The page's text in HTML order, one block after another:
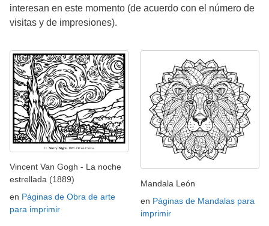
interesan en este momento (de acuerdo con el número de
visitas y de impresiones).
Vincent Van Gogh - La noche
estrellada (1889)
en Páginas de Obra de arte
para imprimir
Mandala León
en Páginas de Mandalas para
imprimir